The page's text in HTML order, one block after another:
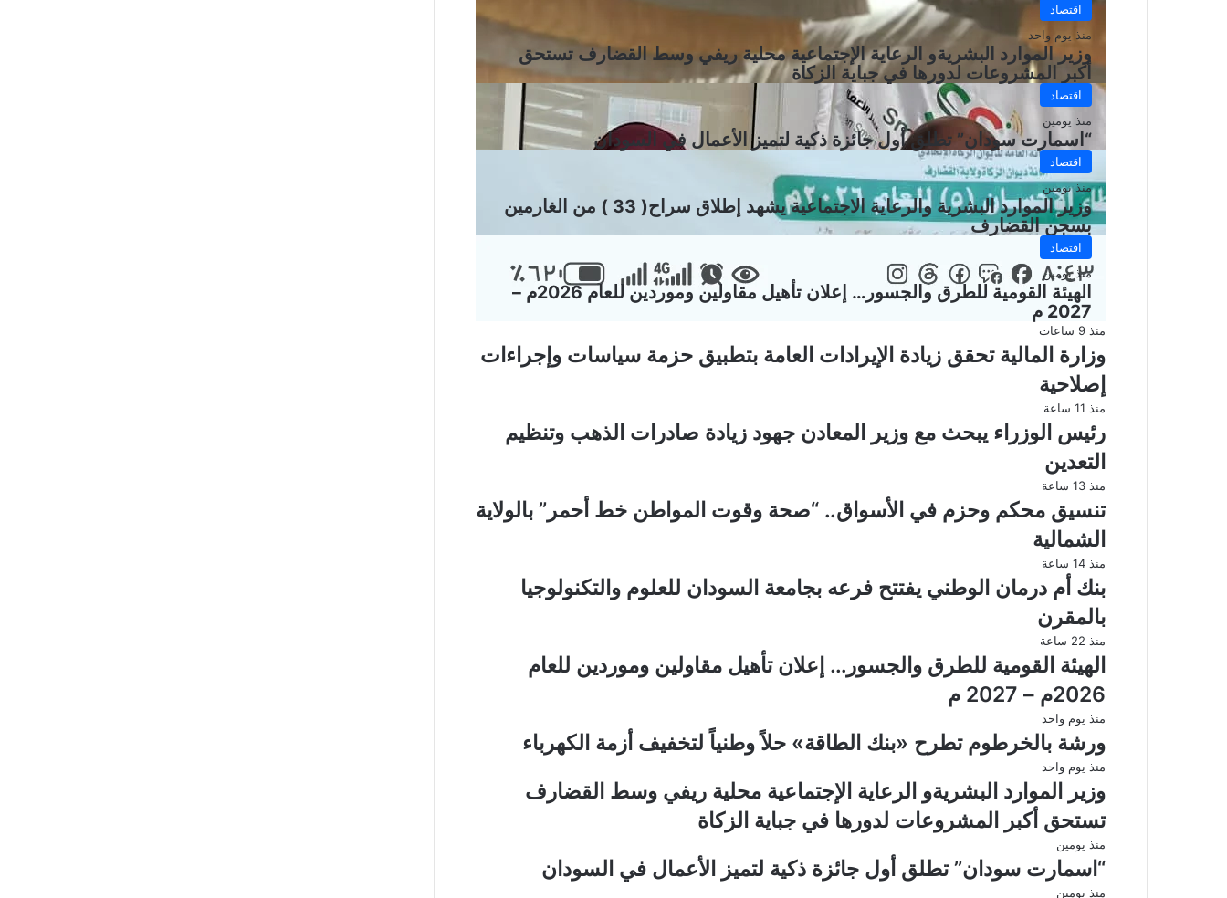
اقتصاد
منذ يوم واحد
وزير الموارد البشريةو الرعاية الإجتماعية محلية ريفي وسط القضارف تستحق
أكبر المشروعات لدورها في جباية الزكاة
اقتصاد
منذ يومين
“اسمارت سودان” تطلق أول جائزة ذكية لتميز الأعمال في السودان
اقتصاد
منذ يومين
وزير الموارد البشرية والرعاية الاجتماعية يشهد إطلاق سراح( 33 ) من الغارمين
بسجن القضارف
اقتصاد
منذ يومين
الهيئة القومية للطرق والجسور… إعلان تأهيل مقاولين وموردين للعام 2026م –
2027 م
منذ 9 ساعات
وزارة المالية تحقق زيادة الإيرادات العامة بتطبيق حزمة سياسات وإجراءات
إصلاحية
منذ 11 ساعة
رئيس الوزراء يبحث مع وزير المعادن جهود زيادة صادرات الذهب وتنظيم
التعدين
منذ 13 ساعة
تنسيق محكم وحزم في الأسواق.. “صحة وقوت المواطن خط أحمر” بالولاية
الشمالية
منذ 14 ساعة
بنك أم درمان الوطني يفتتح فرعه بجامعة السودان للعلوم والتكنولوجيا
بالمقرن
منذ 22 ساعة
الهيئة القومية للطرق والجسور… إعلان تأهيل مقاولين وموردين للعام
2026م – 2027 م
منذ يوم واحد
ورشة بالخرطوم تطرح «بنك الطاقة» حلاً وطنياً لتخفيف أزمة الكهرباء
منذ يوم واحد
وزير الموارد البشريةو الرعاية الإجتماعية محلية ريفي وسط القضارف
تستحق أكبر المشروعات لدورها في جباية الزكاة
منذ يومين
“اسمارت سودان” تطلق أول جائزة ذكية لتميز الأعمال في السودان
منذ يومين